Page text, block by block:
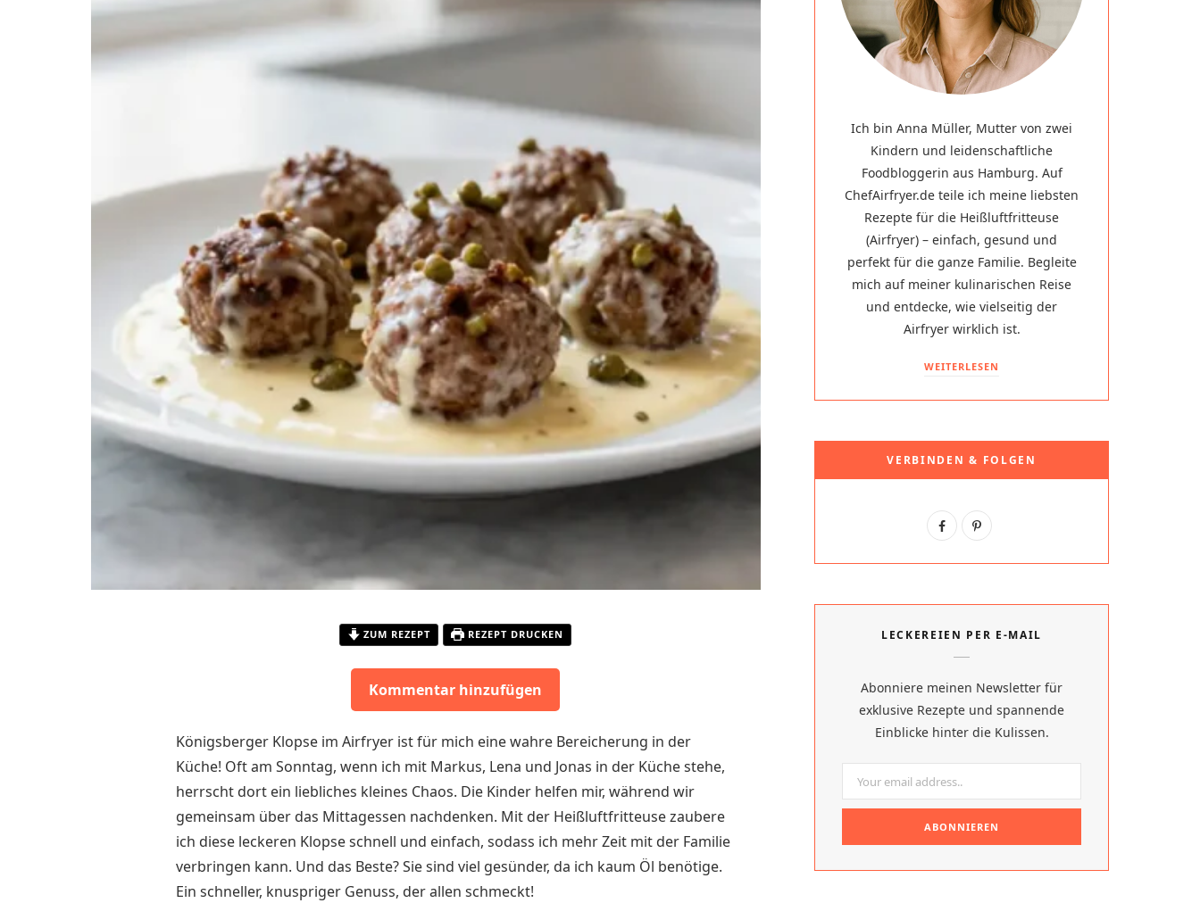
ZUM REZEPT REZEPT DRUCKEN
Kommentar hinzufügen
Königsberger Klopse im Airfryer ist für mich eine wahre Bereicherung in der
Küche! Oft am Sonntag, wenn ich mit Markus, Lena und Jonas in der Küche stehe,
herrscht dort ein liebliches kleines Chaos. Die Kinder helfen mir, während wir
gemeinsam über das Mittagessen nachdenken. Mit der Heißluftfritteuse zaubere
ich diese leckeren Klopse schnell und einfach, sodass ich mehr Zeit mit der Familie
verbringen kann. Und das Beste? Sie sind viel gesünder, da ich kaum Öl benötige.
Ein schneller, knuspriger Genuss, der allen schmeckt!
Ich bin Anna Müller, Mutter von zwei
Kindern und leidenschaftliche
Foodbloggerin aus Hamburg. Auf
ChefAirfryer.de teile ich meine liebsten
Rezepte für die Heißluftfritteuse
(Airfryer) – einfach, gesund und
perfekt für die ganze Familie. Begleite
mich auf meiner kulinarischen Reise
und entdecke, wie vielseitig der
Airfryer wirklich ist.
WEITERLESEN
VERBINDEN & FOLGEN
F
o
k
P
e
s
t
LECKEREIEN PER E-MAIL
Abonniere meinen Newsletter für
exklusive Rezepte und spannende
Einblicke hinter die Kulissen.